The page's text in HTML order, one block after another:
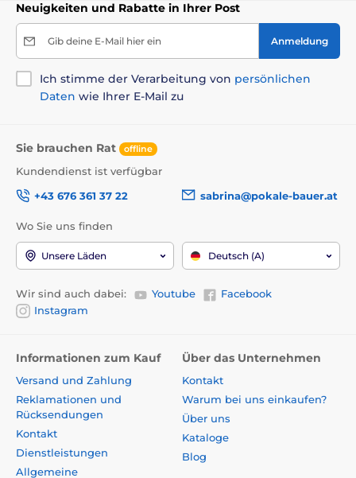
Neuigkeiten und Rabatte in Ihrer Post
Gib deine E-Mail hier ein Anmeldung
Ich stimme der Verarbeitung von persönlichen
Daten wie Ihrer E-Mail zu
Sie brauchen Rat offline
Kundendienst ist verfügbar
+43 676 361 37 22
sabrina@pokale-bauer.at
Wo Sie uns finden
Unsere Läden Deutsch (A)
Wir sind auch dabei: Youtube
Facebook
Instagram
Informationen zum Kauf
Versand und Zahlung
Reklamationen und
Rücksendungen
Kontakt
Dienstleistungen
Allgemeine
Über das Unternehmen
Kontakt
Warum bei uns einkaufen?
Über uns
Kataloge
Blog